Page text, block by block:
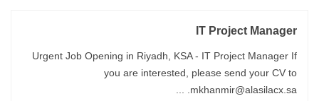
IT Project Manager
Urgent Job Opening in Riyadh, KSA - IT Project Manager If
you are interested, please send your CV to
mkhanmir@alasilacx.sa. ...